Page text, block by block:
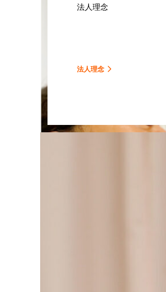
法人理念
法人理念